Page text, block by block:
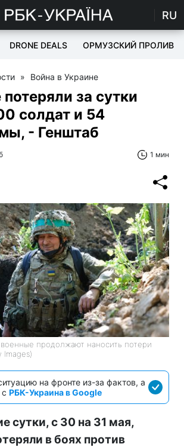
RU
DRONE DEALS ОРМУЗСКИЙ ПРОЛИВ
» Война в Украине
за сутки
солдат и 54
- Генштаб
1 мин
военные продолжают наносить потери
Images)
на фронте из-за фактов, а
РБК-Украина в Google
сутки, с 30 на 31 мая,
в боях против